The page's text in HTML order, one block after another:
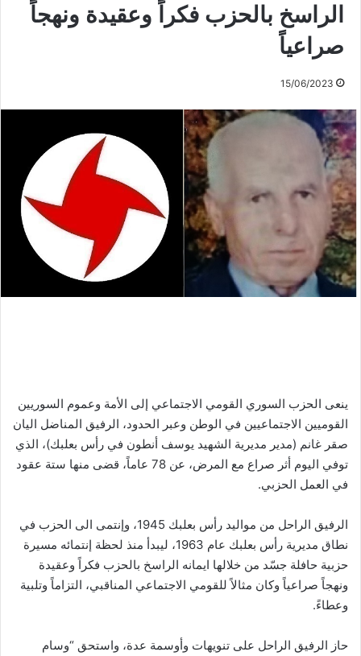
الراسخ بالحزب فكراً وعقيدة ونهجاً
صراعياً
15/06/2023
ينعى الحزب السوري القومي الاجتماعي إلى الأمة وعموم السوريين
القوميين الاجتماعيين في الوطن وعبر الحدود، الرفيق المناضل اليان
صقر غانم (مدير مديرية الشهيد يوسف أنطون في رأس بعلبك)، الذي
توفي اليوم أثر صراع مع المرض، عن 78 عاماً، قضى منها ستة عقود
في العمل الحزبي.
الرفيق الراحل من مواليد رأس بعلبك 1945، وإنتمى الى الحزب في
نطاق مديرية رأس بعلبك عام 1963، ليبدأ منذ لحظة إنتمائه مسيرة
حزبية حافلة جسّد من خلالها ايمانه الراسخ بالحزب فكراً وعقيدة
ونهجاً صراعياً وكان مثالاً للقومي الاجتماعي المناقبي، التزاماً وتلبية
وعطاءً.
حاز الرفيق الراحل على تنويهات وأوسمة عدة، واستحق “وسام